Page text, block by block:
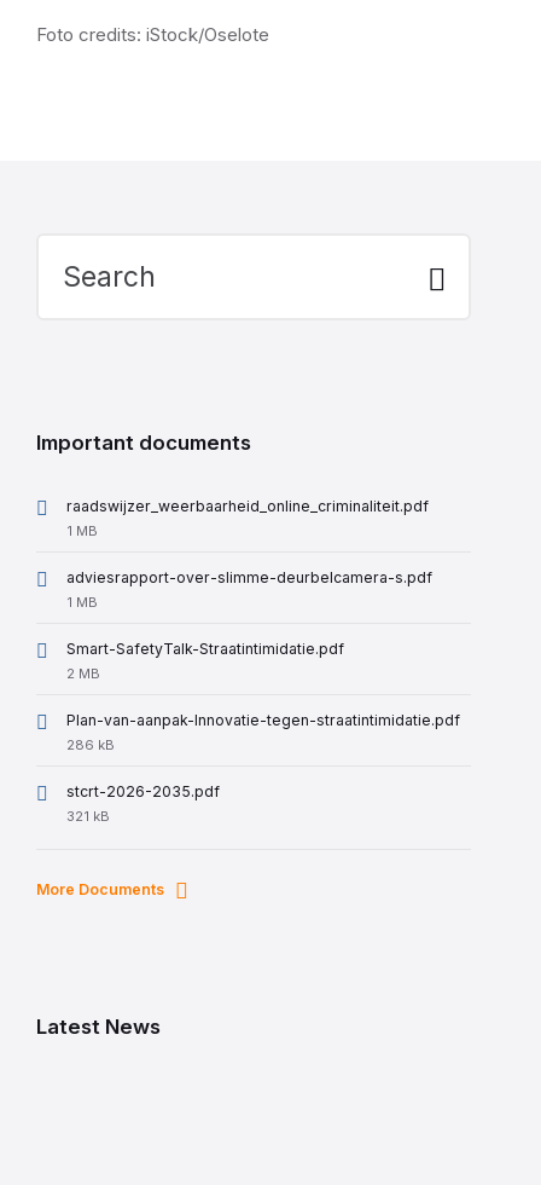
Foto credits: iStock/Oselote
Important documents
raadswijzer_weerbaarheid_online_criminaliteit.pdf
File
1 MB
adviesrapport-over-slimme-deurbelcamera-s.pdf
File
1 MB
Smart-SafetyTalk-Straatintimidatie.pdf
File
2 MB
Plan-van-aanpak-Innovatie-tegen-straatintimidatie.pdf
File
286 kB
stcrt-2026-2035.pdf
File
321 kB
More Documents
Latest News